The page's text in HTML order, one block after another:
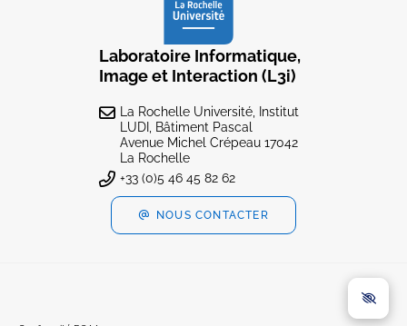
Laboratoire Informatique,
Image et Interaction (L3i)
La Rochelle Université, Institut
LUDI, Bâtiment Pascal
Avenue Michel Crépeau 17042
La Rochelle
+33 (0)5 46 45 82 62
NOUS CONTACTER